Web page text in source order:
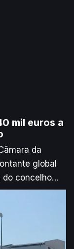
mil euros a
da
global
do concelho
Apoio às
de Aveiro.